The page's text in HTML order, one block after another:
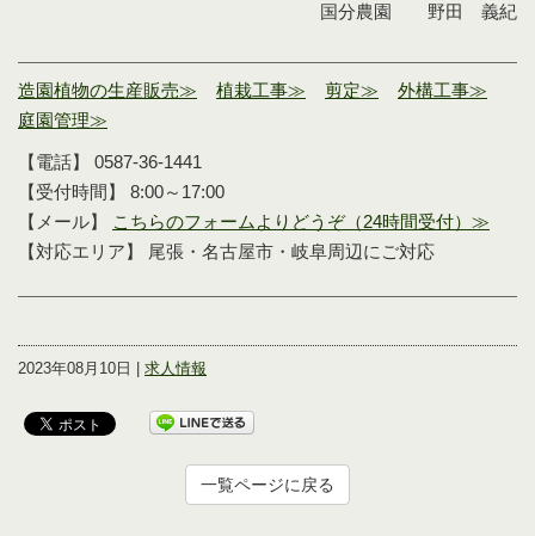
国分農園 野田 義紀
造園植物の生産販売≫ 植栽工事≫ 剪定≫
外構工事≫
庭園管理≫
【電話】 0587-36-1441
【受付時間】 8:00～17:00
【メール】
こちらのフォームよりどうぞ（24時間受付）≫
【対応エリア】 尾張・名古屋市・岐阜周辺にご対応
2023年08月10日 | 求人情報
一覧ページに戻る